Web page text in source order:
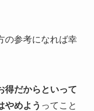
の参考になれば幸
得だからといって
やめよう ってこと